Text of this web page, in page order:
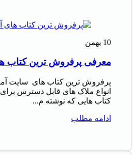
10 بهمن
معرفی پرفروش‌ ترین کتاب‌ های
انواع ملاک‌ های قابل دسترس
کتاب‌ هایی که نوشته م...
ادامه مطلب